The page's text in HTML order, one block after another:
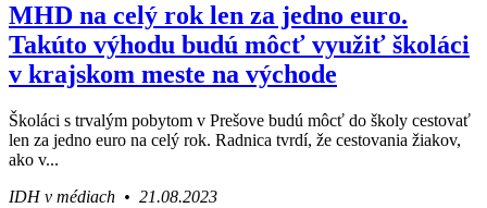
MHD na celý rok len za jedno euro.
Takúto výhodu budú môcť využiť školáci
v krajskom meste na východe
Školáci s trvalým pobytom v Prešove budú môcť do školy cestovať
len za jedno euro na celý rok. Radnica tvrdí, že cestovania žiakov,
ako v...
IDH v médiach • 21.08.2023